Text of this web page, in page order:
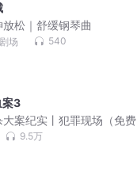
放松｜舒缓钢琴曲
场 540
案3
大案纪实丨犯罪现场（免费
9.5万